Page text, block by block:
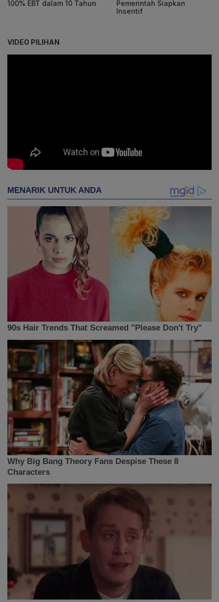
100% EBT dalam 10 Tahun
Pemerintah Siapkan
Insentif
VIDEO PILIHAN